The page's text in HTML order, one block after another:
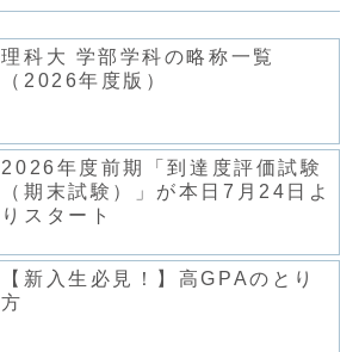
理科大 学部学科の略称一覧
（2026年度版）
2026年度前期「到達度評価試験
（期末試験）」が本日7月24日よ
りスタート
【新入生必見！】高GPAのとり
方